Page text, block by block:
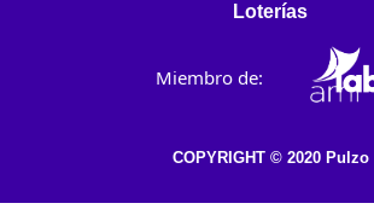
Loterías
Miembro de:
COPYRIGHT © 2020 Pulzo